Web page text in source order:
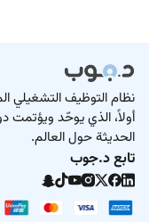
نظام التوظيف التشغيلي
أولاً، الذي يوحّد ويؤتمت
الحديثة حول العالم.
تابع د.جوب